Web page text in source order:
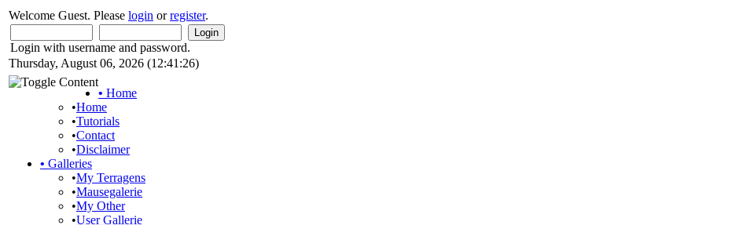
Welcome Guest. Please login orregister.
Login with username and password.
Thursday, August 06, 2026 (12:41:26)
• Home
•Home
•Tutorials
•Contact
•Disclaimer
• Galleries
•My Terragens
•Mausegalerie
•My Other
•User Gallerie